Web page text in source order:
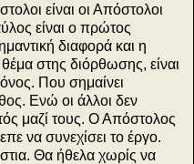
είναι οι Απόστολοι
είναι ο πρώτος
διαφορά και η
στης διόρθωσης, είναι
Που σημαίνει
Ενώ οι άλλοι δεν
μαζί τους. Ο Απόστολος
να συνεχίσει το έργο.
Θα ήθελα χωρίς να